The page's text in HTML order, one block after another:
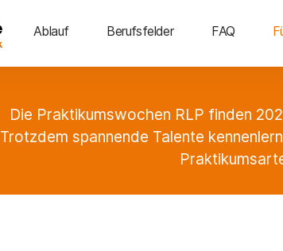
Ablauf Berufsfelder FAQ
Die Praktikumswochen RLP finden
Trotzdem spannende Talente